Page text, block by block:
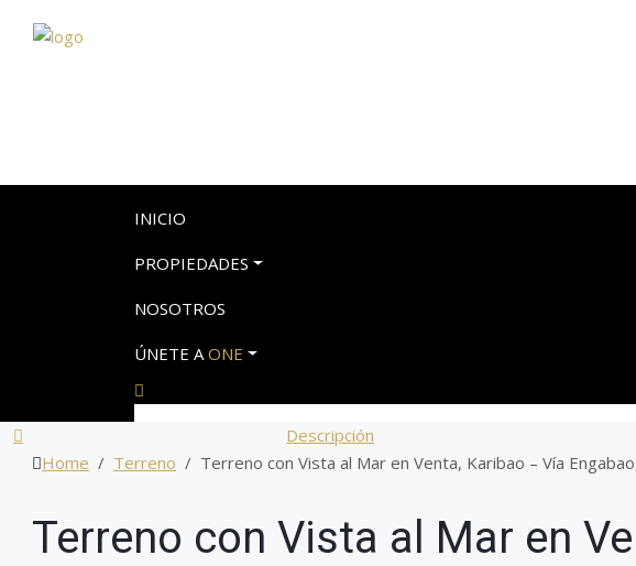
INICIO
PROPIEDADES
NOSOTROS
ÚNETE AONE
Descripción
Home
Terreno Terreno con Vista al Mar en Venta, Karibao – Vía
Terreno con Vista al Mar en